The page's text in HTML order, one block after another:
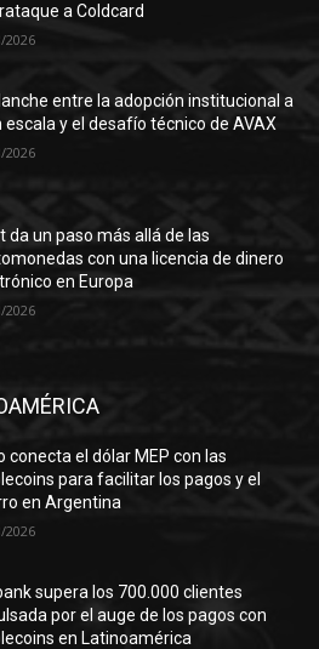
a Coldcard
2026
entre la adopción institucional a
escala y el desafío técnico de AVAX
2026
da un paso más allá de las
con una licencia de dinero
en Europa
2026
conecta el dólar MEP con las
para facilitar los pagos y el
en Argentina
2026
supera los 700.000 clientes
por el auge de los pagos con
en Latinoamérica